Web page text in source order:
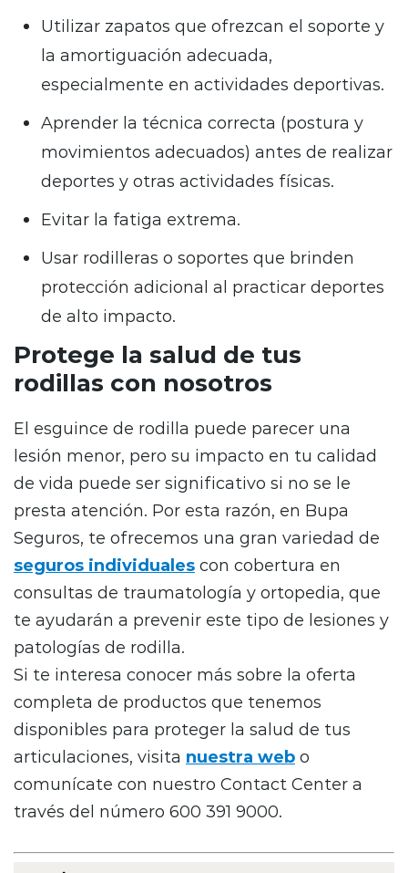
Utilizar zapatos que ofrezcan el soporte y
la amortiguación adecuada,
especialmente en actividades deportivas.
Aprender la técnica correcta (postura y
movimientos adecuados) antes de realizar
deportes y otras actividades físicas.
Evitar la fatiga extrema.
Usar rodilleras o soportes que brinden
protección adicional al practicar deportes
de alto impacto.
Protege la salud de tus
rodillas con nosotros
El esguince de rodilla puede parecer una
lesión menor, pero su impacto en tu calidad
de vida puede ser significativo si no se le
presta atención. Por esta razón, en Bupa
Seguros, te ofrecemos una gran variedad de
seguros individuales con cobertura en
consultas de traumatología y ortopedia, que
te ayudarán a prevenir este tipo de lesiones y
patologías de rodilla.
Si te interesa conocer más sobre la oferta
completa de productos que tenemos
disponibles para proteger la salud de tus
articulaciones, visita nuestra web o
comunícate con nuestro Contact Center a
través del número 600 391 9000.